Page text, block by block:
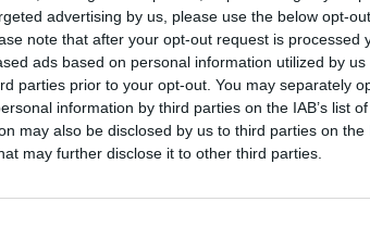
advertising by us, please use the below opt-
note that after your opt-out request is processed
ads based on personal information utilized by
parties prior to your opt-out. You may separately
information by third parties on the IAB’s list
may also be disclosed by us to third parties on the
may further disclose it to other third parties.